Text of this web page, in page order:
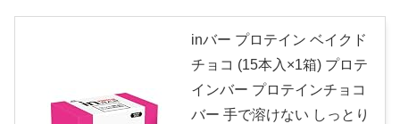
inバー プロテイン ベイクド
チョコ (15本入×1箱) プロテ
インバー プロテインチョコ
バー 手で溶けない しっとり